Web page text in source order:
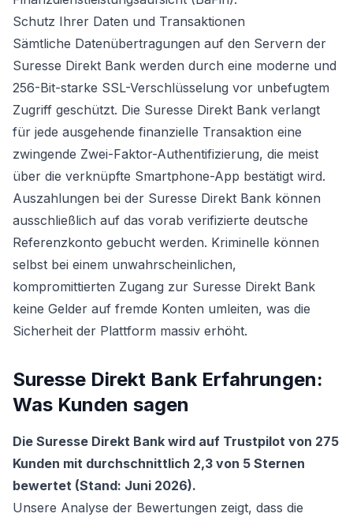
Schutz Ihrer Daten und Transaktionen
Sämtliche Datenübertragungen auf den Servern der
Suresse Direkt Bank werden durch eine moderne und
256-Bit-starke SSL-Verschlüsselung vor unbefugtem
Zugriff geschützt. Die Suresse Direkt Bank verlangt
für jede ausgehende finanzielle Transaktion eine
zwingende Zwei-Faktor-Authentifizierung, die meist
über die verknüpfte Smartphone-App bestätigt wird.
Auszahlungen bei der Suresse Direkt Bank können
ausschließlich auf das vorab verifizierte deutsche
Referenzkonto gebucht werden. Kriminelle können
selbst bei einem unwahrscheinlichen,
kompromittierten Zugang zur Suresse Direkt Bank
keine Gelder auf fremde Konten umleiten, was die
Sicherheit der Plattform massiv erhöht.
Suresse Direkt Bank Erfahrungen:
Was Kunden sagen
Die Suresse Direkt Bank wird auf Trustpilot von 275
Kunden mit durchschnittlich 2,3 von 5 Sternen
bewertet (Stand: Juni 2026).
Unsere Analyse der Bewertungen zeigt, dass die